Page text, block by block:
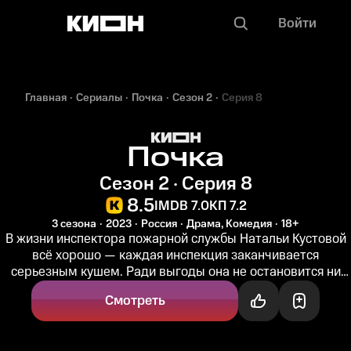
Войти
Главная Сериалы Почка Сезон 2 Серия 8
Почка
Сезон 2 · Серия 8
8.5IMDB 7.0КП 7.2
3 сезона 2023 Россия Драма, Комедия 18+
В жизни инспектора пожарной службы Натальи Кустовой
всё хорошо — каждая инспекция заканчивается
серьезным кушем. Ради выгоды она не остановится ни
перед чем: разденет даже...
Смотреть